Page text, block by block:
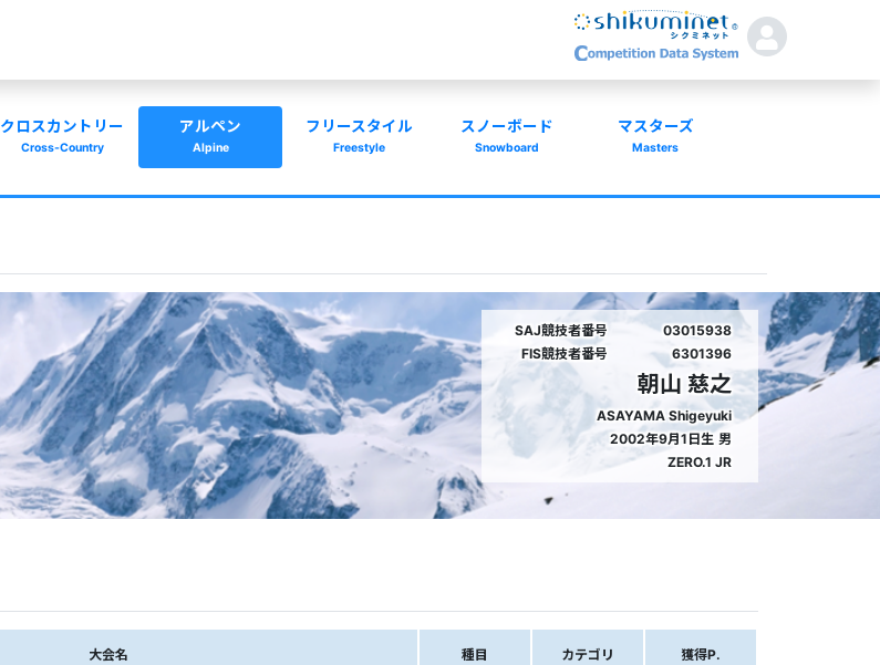
クロスカントリー
Cross-Country
アルペン
Alpine
フリースタイル
Freestyle
スノーボード
Snowboard
マスターズ
Masters
SAJ競技者番号
03015938
FIS競技者番号
6301396
朝山 慈之
ASAYAMA Shigeyuki
2002年9月1日生 男
ZERO.1 JR
大会名 種目 カテゴリ 獲得P.